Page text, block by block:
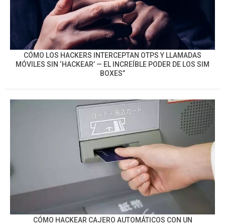
CÓMO LOS HACKERS INTERCEPTAN OTPS Y LLAMADAS
MÓVILES SIN ‘HACKEAR’ — EL INCREÍBLE PODER DE LOS SIM
BOXES”
CÓMO HACKEAR CAJERO AUTOMÁTICOS CON UN